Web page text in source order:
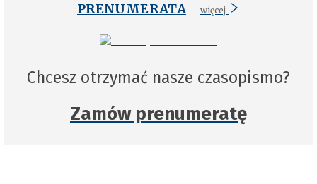
PRENUMERATA więcej
Chcesz otrzymać nasze czasopismo?
Zamów prenumeratę